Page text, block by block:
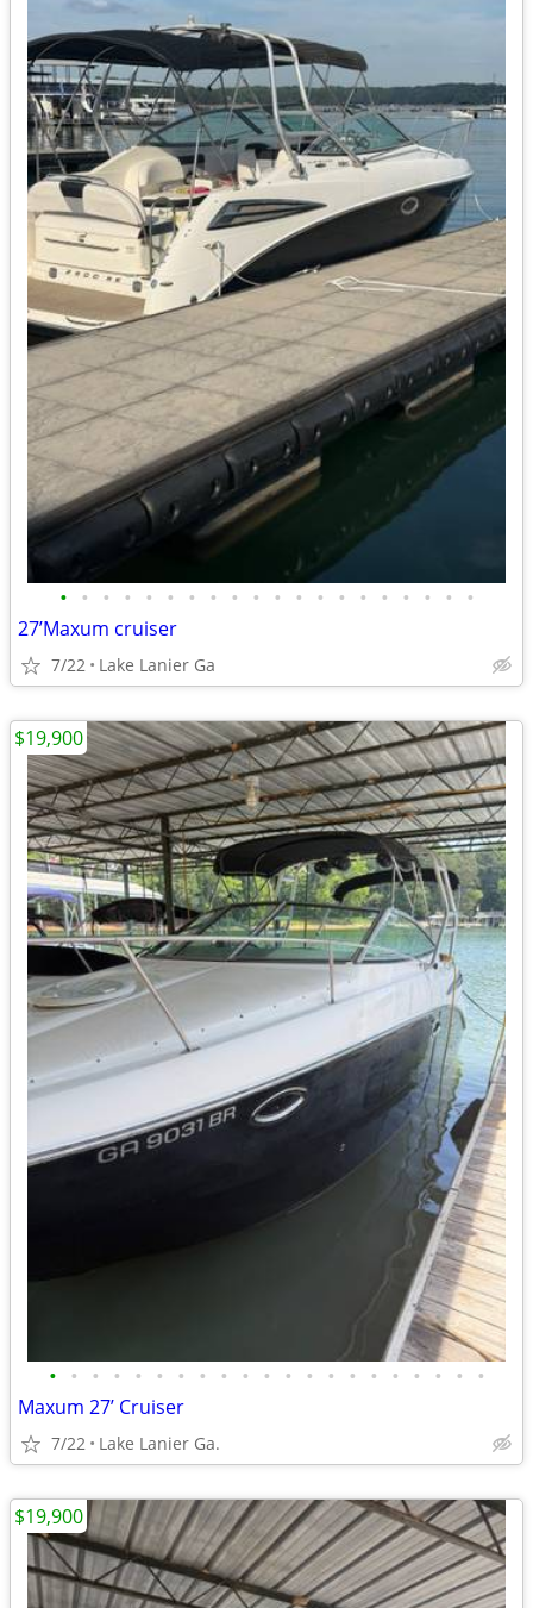
• • • • • • • • • • • • • • • • • • • •
27’Maxum cruiser
7/22 Lake Lanier Ga
• • • • • • • • • • • • • • • • • • • • •
Maxum 27’ Cruiser
7/22 Lake Lanier Ga.
$19,900
$19,900